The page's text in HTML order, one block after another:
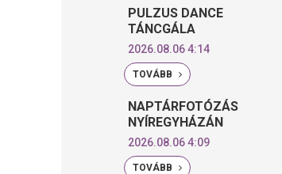
PULZUS DANCE
TÁNCGÁLA
2026.08.06 4:14
TOVÁBB
NAPTÁRFOTÓZÁS
NYÍREGYHÁZÁN
2026.08.06 4:09
TOVÁBB